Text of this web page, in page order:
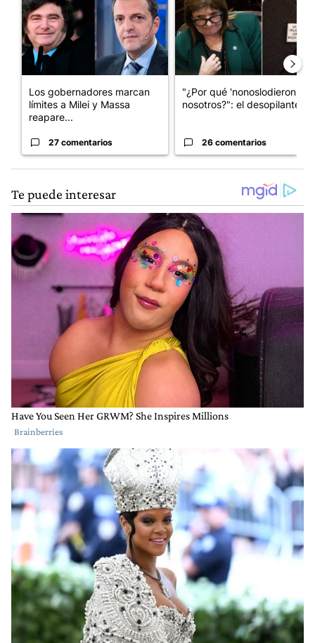
Los gobernadores marcan
límites a Milei y Massa
reapare...
27 comentarios
"¿Por qué 'nonoslodieron' a
nosotros?": el desopilante ...
26 comentarios